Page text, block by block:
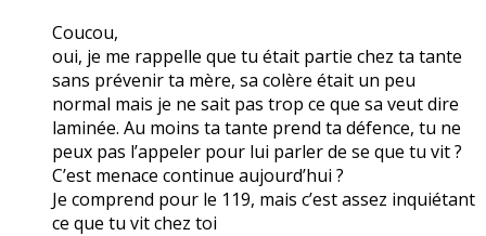
Coucou,
oui, je me rappelle que tu était partie chez ta tante
sans prévenir ta mère, sa colère était un peu
normal mais je ne sait pas trop ce que sa veut dire
laminée. Au moins ta tante prend ta défence, tu ne
peux pas l’appeler pour lui parler de se que tu vit ?
C’est menace continue aujourd’hui ?
Je comprend pour le 119, mais c’est assez inquiétant
ce que tu vit chez toi